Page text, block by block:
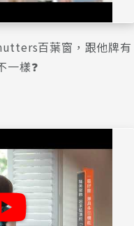
百葉窗，跟他牌有
一樣❓